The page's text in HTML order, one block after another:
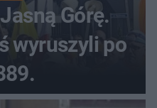
Górę.
wyruszyli po